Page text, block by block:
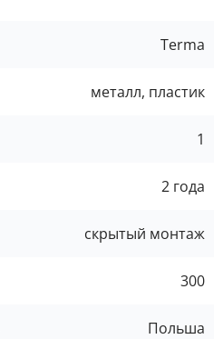
Terma
металл, пластик
1
2 года
скрытый монтаж
300
Польша